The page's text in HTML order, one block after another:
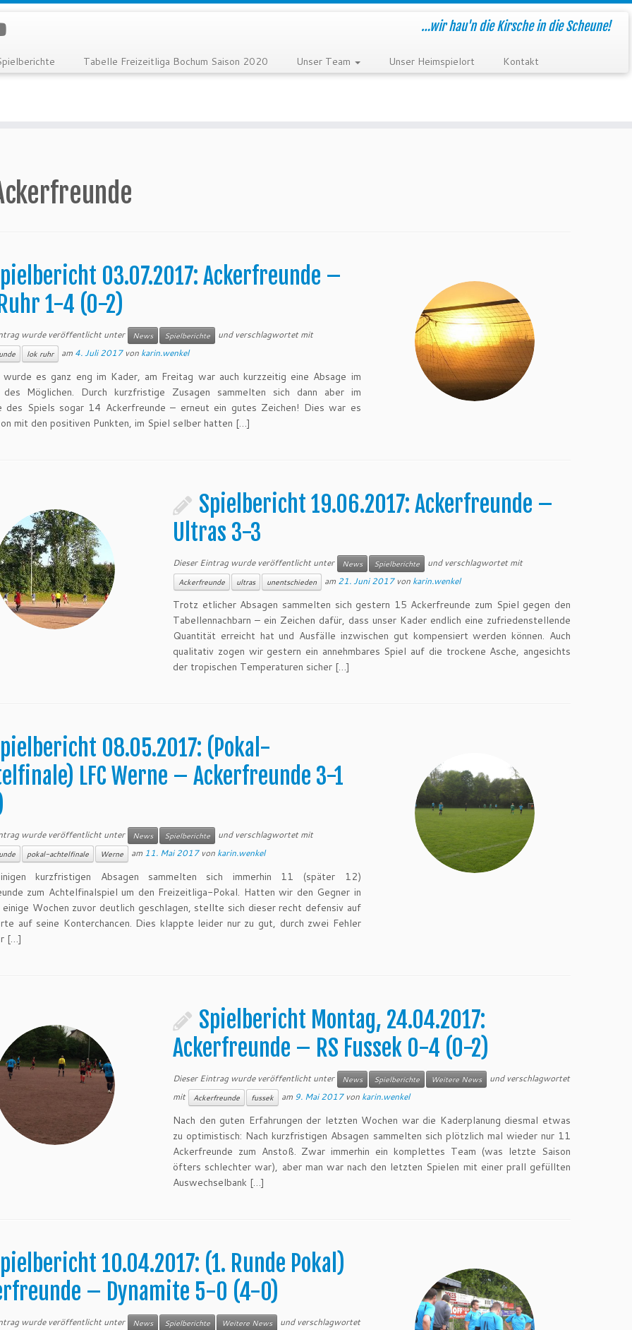
…wir hau'n die Kirsche in die Scheune!
Tabelle Freizeitliga Bochum Saison 2020 Unser Team Unser Heimspielort Kontakt
03.07.2017: Ackerfreunde –
1-4 (0-2)
wurde veröffentlicht unter News Spielberichte und verschlagwortet mit
lok ruhr am 4. Juli 2017 von karin.wenkel
wurde es ganz eng im Kader, am Freitag war auch kurzzeitig eine Absage im
des Möglichen. Durch kurzfristige Zusagen sammelten sich dann aber im
des Spiels sogar 14 Ackerfreunde – erneut ein gutes Zeichen! Dies war es
mit den positiven Punkten, im Spiel selber hatten […]
Spielbericht 19.06.2017: Ackerfreunde –
Ultras 3-3
Dieser Eintrag wurde veröffentlicht unter News Spielberichte und verschlagwortet mit
Ackerfreunde ultras unentschieden am 21. Juni 2017 von karin.wenkel
Trotz etlicher Absagen sammelten sich gestern 15 Ackerfreunde zum Spiel gegen den
Tabellennachbarn – ein Zeichen dafür, dass unser Kader endlich eine zufriedenstellende
Quantität erreicht hat und Ausfälle inzwischen gut kompensiert werden können. Auch
qualitativ zogen wir gestern ein annehmbares Spiel auf die trockene Asche, angesichts
der tropischen Temperaturen sicher […]
08.05.2017: (Pokal-
LFC Werne – Ackerfreunde 3-1
wurde veröffentlicht unter News Spielberichte und verschlagwortet mit
pokal-achtelfinale Werne am 11. Mai 2017 von karin.wenkel
kurzfristigen Absagen sammelten sich immerhin 11 (später 12)
zum Achtelfinalspiel um den Freizeitliga-Pokal. Hatten wir den Gegner in
Wochen zuvor deutlich geschlagen, stellte sich dieser recht defensiv auf
auf seine Konterchancen. Dies klappte leider nur zu gut, durch zwei Fehler
[…]
Spielbericht Montag, 24.04.2017:
Ackerfreunde – RS Fussek 0-4 (0-2)
Dieser Eintrag wurde veröffentlicht unter News Spielberichte Weitere News
und verschlagwortet
mit
Ackerfreunde fussek am 9. Mai 2017 von karin.wenkel
Nach den guten Erfahrungen der letzten Wochen war die Kaderplanung diesmal etwas
zu optimistisch: Nach kurzfristigen Absagen sammelten sich plötzlich mal wieder nur 11
Ackerfreunde zum Anstoß. Zwar immerhin ein komplettes Team (was letzte Saison
öfters schlechter war), aber man war nach den letzten Spielen mit einer prall gefüllten
Auswechselbank […]
10.04.2017: (1. Runde Pokal)
– Dynamite 5-0 (4-0)
wurde veröffentlicht unter News Spielberichte Weitere News und verschlagwortet